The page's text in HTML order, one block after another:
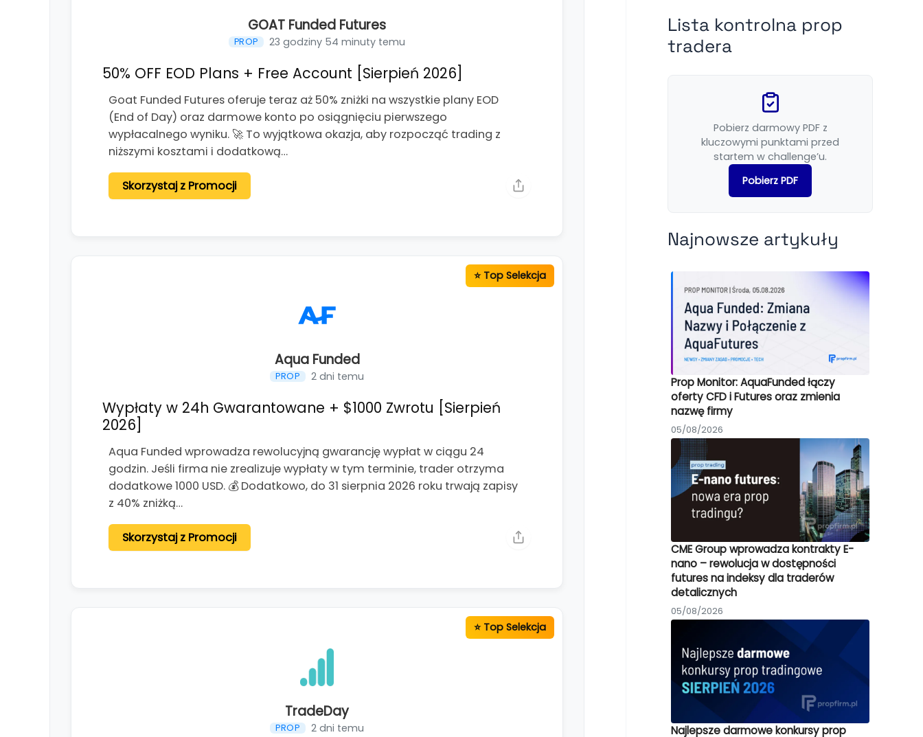
GOAT Funded Futures
PROP 23 godziny 54 minuty temu
50% OFF EOD Plans + Free Account [Sierpień 2026]
Goat Funded Futures oferuje teraz aż 50% zniżki na wszystkie plany EOD
(End of Day) oraz darmowe konto po osiągnięciu pierwszego
wypłacalnego wyniku. 🚀 To wyjątkowa okazja, aby rozpocząć trading z
niższymi kosztami i dodatkową…
Skorzystaj z Promocji
Aqua Funded
PROP 2 dni temu
Wypłaty w 24h Gwarantowane + $1000 Zwrotu [Sierpień
2026]
Aqua Funded wprowadza rewolucyjną gwarancję wypłat w ciągu 24
godzin. Jeśli firma nie zrealizuje wypłaty w tym terminie, trader otrzyma
dodatkowe 1000 USD. 💰 Dodatkowo, do 31 sierpnia 2026 roku trwają zapisy
z 40% zniżką…
Skorzystaj z Promocji
TradeDay
PROP 2 dni temu
Lista kontrolna prop
tradera
Pobierz darmowy PDF z
kluczowymi punktami przed
startem w challenge’u.
Pobierz PDF
Najnowsze artykuły
Prop Monitor: AquaFunded łączy
oferty CFD i Futures oraz zmienia
nazwę firmy
05/08/2026
CME Group wprowadza kontrakty E-
nano – rewolucja w dostępności
futures na indeksy dla traderów
detalicznych
05/08/2026
Najlepsze darmowe konkursy prop